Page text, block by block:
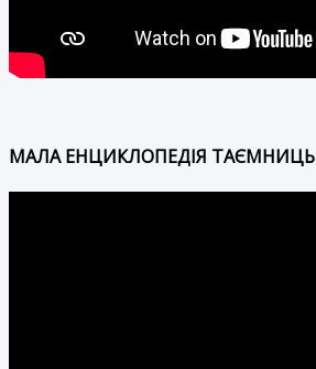
МАЛА ЕНЦИКЛОПЕДІЯ ТАЄМНИЦЬ